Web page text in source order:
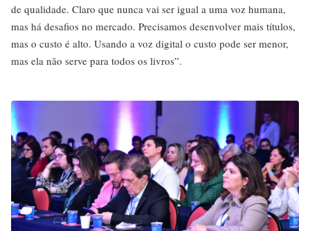
de qualidade. Claro que nunca vai ser igual a uma voz humana,
mas há desafios no mercado. Precisamos desenvolver mais títulos,
mas o custo é alto. Usando a voz digital o custo pode ser menor,
mas ela não serve para todos os livros”.